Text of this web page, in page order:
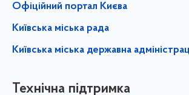
Офіційний портал Києва
Київська міська рада
Київська міська державна
Технічна підтримка